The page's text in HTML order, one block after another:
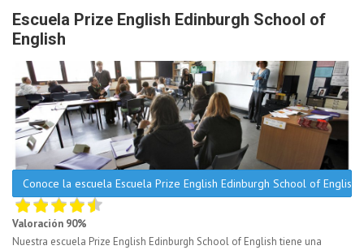
Escuela Prize English Edinburgh School of
English
Conoce la escuela Escuela Prize English Edinburgh School of English
Valoración 90%
Nuestra escuela Prize English Edinburgh School of English tiene una